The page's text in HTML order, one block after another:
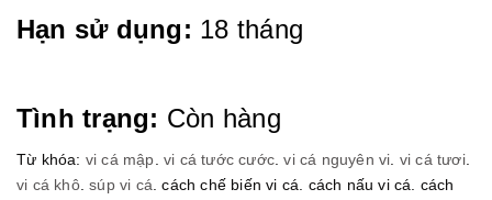
Hạn sử dụng: 18 tháng
Tình trạng: Còn hàng
Từ khóa: vi cá mập .vi cá tước cước .vi cá nguyên vi vi cá tươi.
vi cá khô.súp vi cá . cách chế biến vi cá. cách nấu vi cá. cách